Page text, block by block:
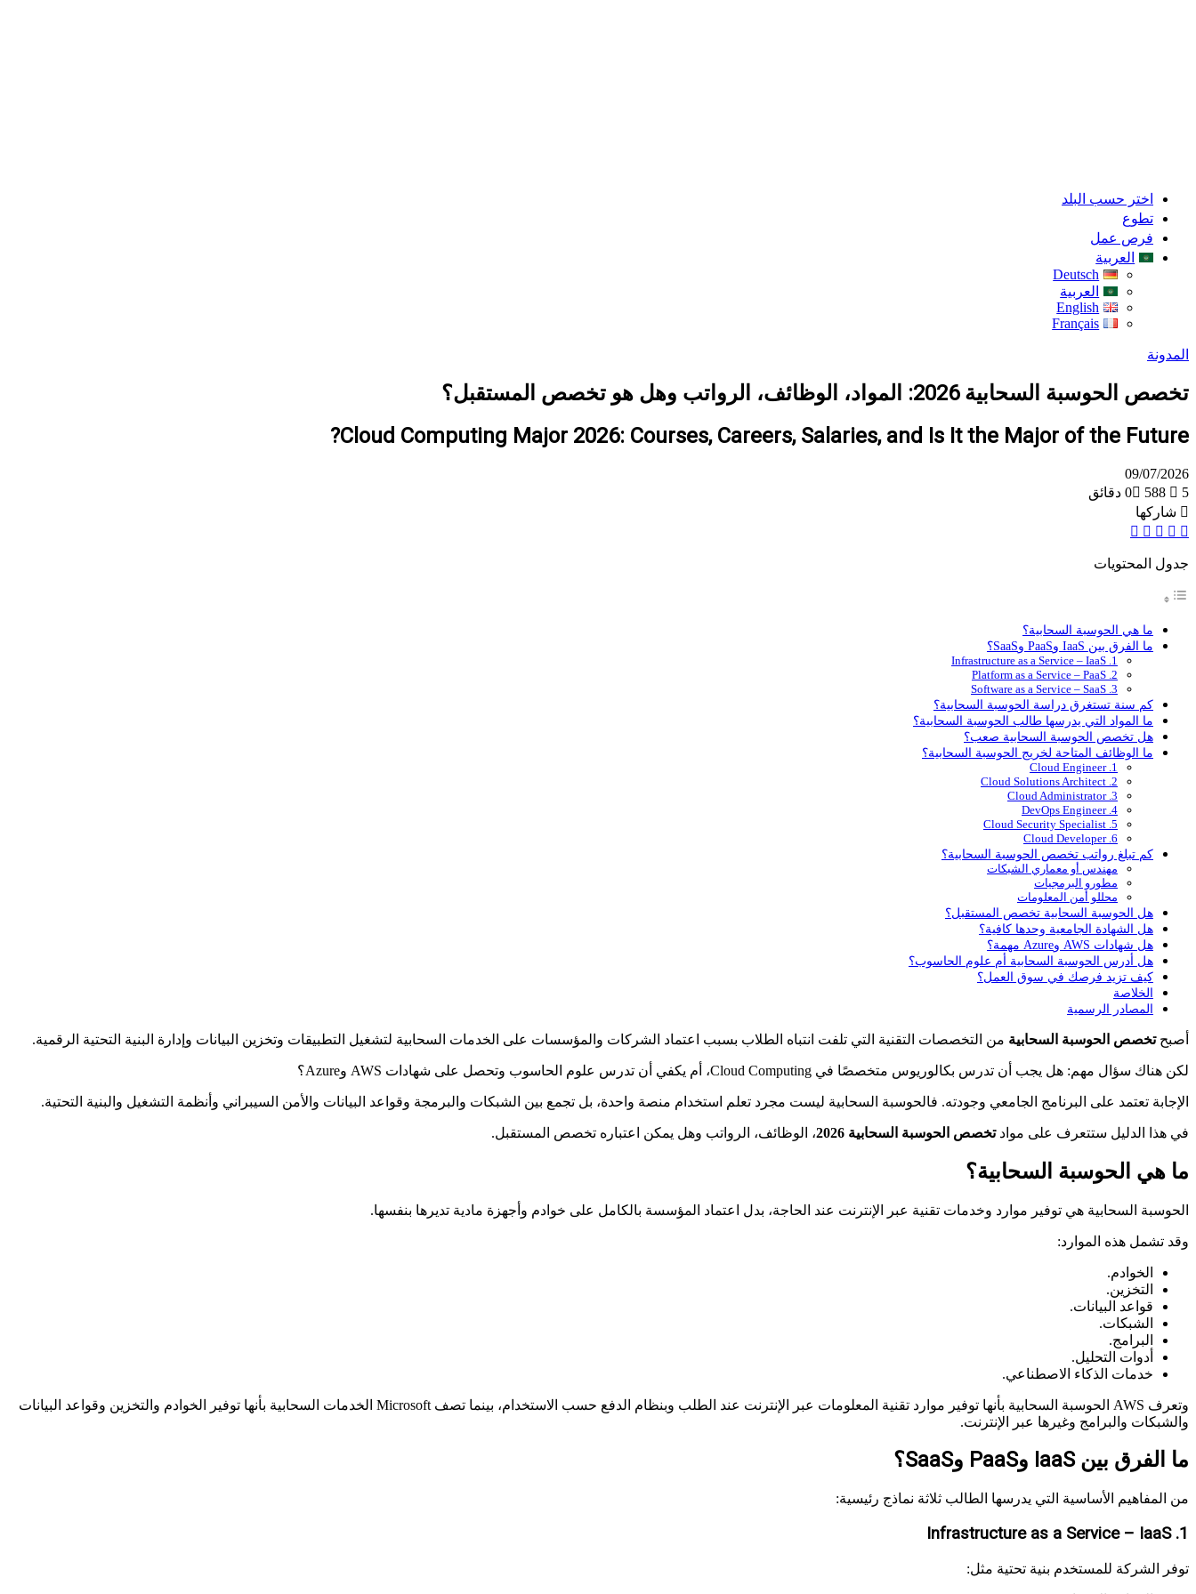
اختر حسب البلد
تطوع
فرص عمل
العربية
Deutsch
العربية
English
Français
المدونة
تخصص الحوسبة السحابية 2026: المواد، الوظائف، الرواتب وهل هو تخصص المستقبل؟
Cloud Computing Major 2026: Courses, Careers, Salaries, and Is It the Major of the Future?
09/07/2026
0
588
5 دقائق
شاركها
فيسبوك ‫X
لينكدإن
واتساب
جدول المحتويات
ما هي الحوسبة السحابية؟
ما الفرق بين IaaS وPaaS وSaaS؟
1. Infrastructure as a Service – IaaS
2. Platform as a Service – PaaS
3. Software as a Service – SaaS
كم سنة تستغرق دراسة الحوسبة السحابية؟
ما المواد التي يدرسها طالب الحوسبة السحابية؟
هل تخصص الحوسبة السحابية صعب؟
ما الوظائف المتاحة لخريج الحوسبة السحابية؟
1. Cloud Engineer
2. Cloud Solutions Architect
3. Cloud Administrator
4. DevOps Engineer
5. Cloud Security Specialist
6. Cloud Developer
كم تبلغ رواتب تخصص الحوسبة السحابية؟
مهندس أو معماري الشبكات
مطورو البرمجيات
محللو أمن المعلومات
هل الحوسبة السحابية تخصص المستقبل؟
هل الشهادة الجامعية وحدها كافية؟
هل شهادات AWS وAzure مهمة؟
هل أدرس الحوسبة السحابية أم علوم الحاسوب؟
كيف تزيد فرصك في سوق العمل؟
الخلاصة
المصادر الرسمية
أصبحتخصص الحوسبة السحابية من التخصصات التقنية التي تلفت انتباه الطلاب بسبب اعتماد الشركات والمؤسسات على الخدمات السحابية لتشغيل التطبيقات وتخزين البيانات وإدارة البنية التحتية الرقمية.
لكن هناك سؤال مهم: هل يجب أن تدرس بكالوريوس متخصصًا في Cloud Computing، أم يكفي أن تدرس علوم الحاسوب وتحصل على شهادات AWS وAzure؟
الإجابة تعتمد على البرنامج الجامعي وجودته. فالحوسبة السحابية ليست مجرد تعلم استخدام منصة واحدة، بل تجمع بين الشبكات والبرمجة وقواعد البيانات والأمن السيبراني وأنظمة التشغيل والبنية التحتية.
في هذا الدليل ستتعرف على موادتخصص الحوسبة السحابية 2026 ، الوظائف، الرواتب وهل يمكن اعتباره تخصص المستقبل.
ما هي الحوسبة السحابية؟
الحوسبة السحابية هي توفير موارد وخدمات تقنية عبر الإنترنت عند الحاجة، بدل اعتماد المؤسسة بالكامل على خوادم وأجهزة مادية تديرها بنفسها.
وقد تشمل هذه الموارد:
الخوادم.
التخزين.
قواعد البيانات.
الشبكات.
البرامج.
أدوات التحليل.
خدمات الذكاء الاصطناعي.
وتعرف AWS الحوسبة السحابية بأنها توفير موارد تقنية المعلومات عبر الإنترنت عند الطلب وبنظام الدفع حسب الاستخدام، بينما تصف Microsoft الخدمات السحابية بأنها توفير الخوادم والتخزين وقواعد البيانات
والشبكات والبرامج وغيرها عبر الإنترنت.
ما الفرق بين IaaS وPaaS وSaaS؟
من المفاهيم الأساسية التي يدرسها الطالب ثلاثة نماذج رئيسية:
1. Infrastructure as a Service – IaaS
توفر الشركة للمستخدم بنية تحتية مثل: